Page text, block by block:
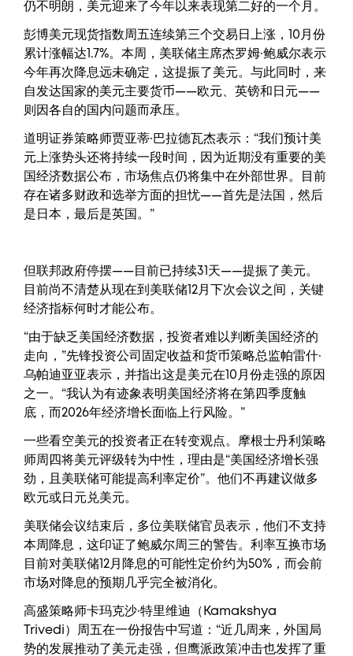
仍不明朗，美元迎来了今年以来表现第二好的一个月。
彭博美元现货指数周五连续第三个交易日上涨，10月份
累计涨幅达1.7%。本周，美联储主席杰罗姆·鲍威尔表示
今年再次降息远未确定，这提振了美元。与此同时，来
自发达国家的美元主要货币——欧元、英镑和日元——
则因各自的国内问题而承压。
道明证券策略师贾亚蒂·巴拉德瓦杰表示：“我们预计美
元上涨势头还将持续一段时间，因为近期没有重要的美
国经济数据公布，市场焦点仍将集中在外部世界。目前
存在诸多财政和选举方面的担忧——首先是法国，然后
是日本，最后是英国。”
但联邦政府停摆——目前已持续31天——提振了美元。
目前尚不清楚从现在到美联储12月下次会议之间，关键
经济指标何时才能公布。
“由于缺乏美国经济数据，投资者难以判断美国经济的
走向，”先锋投资公司固定收益和货币策略总监帕雷什·
乌帕迪亚亚表示，并指出这是美元在10月份走强的原因
之一。“我认为有迹象表明美国经济将在第四季度触
底，而2026年经济增长面临上行风险。”
一些看空美元的投资者正在转变观点。摩根士丹利策略
师周四将美元评级转为中性，理由是“美国经济增长强
劲，且美联储可能提高利率定价”。他们不再建议做多
欧元或日元兑美元。
美联储会议结束后，多位美联储官员表示，他们不支持
本周降息，这印证了鲍威尔周三的警告。利率互换市场
目前对美联储12月降息的可能性定价约为50%，而会前
市场对降息的预期几乎完全被消化。
高盛策略师卡玛克沙·特里维迪（Kamakshya
Trivedi）周五在一份报告中写道：“近几周来，外国局
势的发展推动了美元走强，但鹰派政策冲击也发挥了重